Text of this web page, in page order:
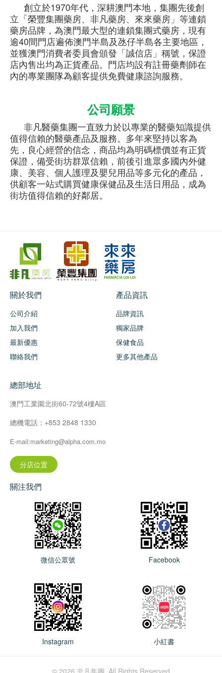
創立於1970年代，深耕澳門本地，集團先後創
立「榮豐集團藥房、非凡藥房、來來藥房」等連鎖
藥房品牌，為澳門最大型的連鎖集團式藥房， 現有
逾40間門店遍佈澳門半島及氹仔半島各主要地區，
並獲澳門消費者委員會頒發「誠信店」稱號，保證
店內售出均為正貨產品。門店均設有註冊藥劑師在
內的專業團隊為顧客提供免費健康諮詢服務。
公司願景
非凡醫藥集團一直致力於以專業的醫藥知識提供
值得信賴的醫藥產品及服務。多年來堅持以客為
先，良心經營的信念，商品均為明碼標價並有正貨
保證，備受街坊群眾信賴，前後引進眾多國內外健
康、美容、個人護理及嬰兒用品等多元化的產品，
供顧客一站式購買健康保健品及生活日用品，成為
街坊值得信賴的好鄰居。
關於我們
公司介紹
加入我們
最新優惠
聯絡我們
產品資訊
品牌資訊
獨家品牌
保健食品
更多其他產品
總部地址
澳門工業園北街60-72號4樓A區
總機電話：+853 2848 1330
E-mail:marketing@alpha.com.mo
分店位置
關注我們
微信公眾號 Facebook
Instagram 小紅書
© 2026 非凡集團. All Rights Reserved